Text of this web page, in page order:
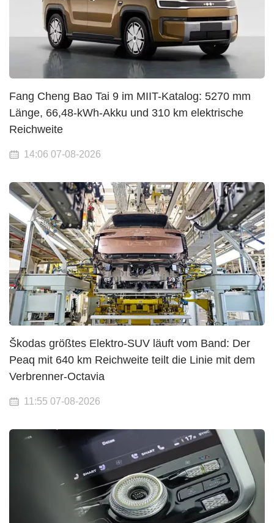
Fang Cheng Bao Tai 9 im MIIT-Katalog: 5270 mm
Länge, 66,48-kWh-Akku und 310 km elektrische
Reichweite
14:06 07-08-2026
Škodas größtes Elektro-SUV läuft vom Band: Der
Peaq mit 640 km Reichweite teilt die Linie mit dem
Verbrenner-Octavia
11:55 07-08-2026